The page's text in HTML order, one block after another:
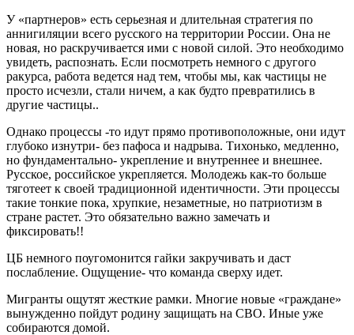
У «партнеров» есть серьезная и длительная стратегия по
аннигиляции всего русского на территории России. Она не
новая, но раскручивается ими с новой силой. Это необходимо
увидеть, распознать. Если посмотреть немного с другого
ракурса, работа ведется над тем, чтобы мы, как частицы не
просто исчезли, стали ничем, а как будто превратились в
другие частицы..
Однако процессы -то идут прямо противоположные, они идут
глубоко изнутри- без пафоса и надрыва. Тихонько, медленно,
но фундаментально- укрепление и внутреннее и внешнее.
Русское, российское укрепляется. Молодежь как-то больше
тяготеет к своей традиционной идентичности. Эти процессы
такие тонкие пока, хрупкие, незаметные, но патриотизм в
стране растет. Это обязательно важно замечать и
фиксировать!!
ЦБ немного поугомонится гайки закручивать и даст
послабление. Ощущение- что команда сверху идет.
Мигранты ощутят жесткие рамки. Многие новые «граждане»
вынужденно пойдут родину защищать на СВО. Иные уже
собираются домой.